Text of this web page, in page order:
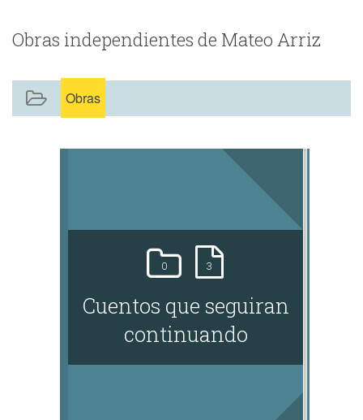
Obras independientes de Mateo Arriz
Obras
0 3
Cuentos que seguiran
continuando